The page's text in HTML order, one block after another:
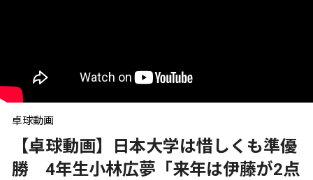
卓球動画
【卓球動画】日本大学は惜しくも準優
勝 4年生小林広夢「来年は伊藤が2点